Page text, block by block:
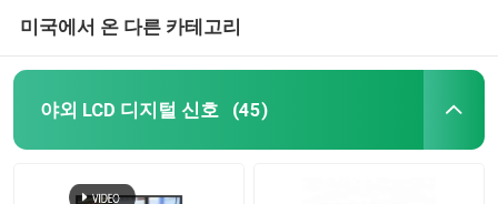
미국에서 온 다른 카테고리
야외 LCD 디지털 신호 (45)